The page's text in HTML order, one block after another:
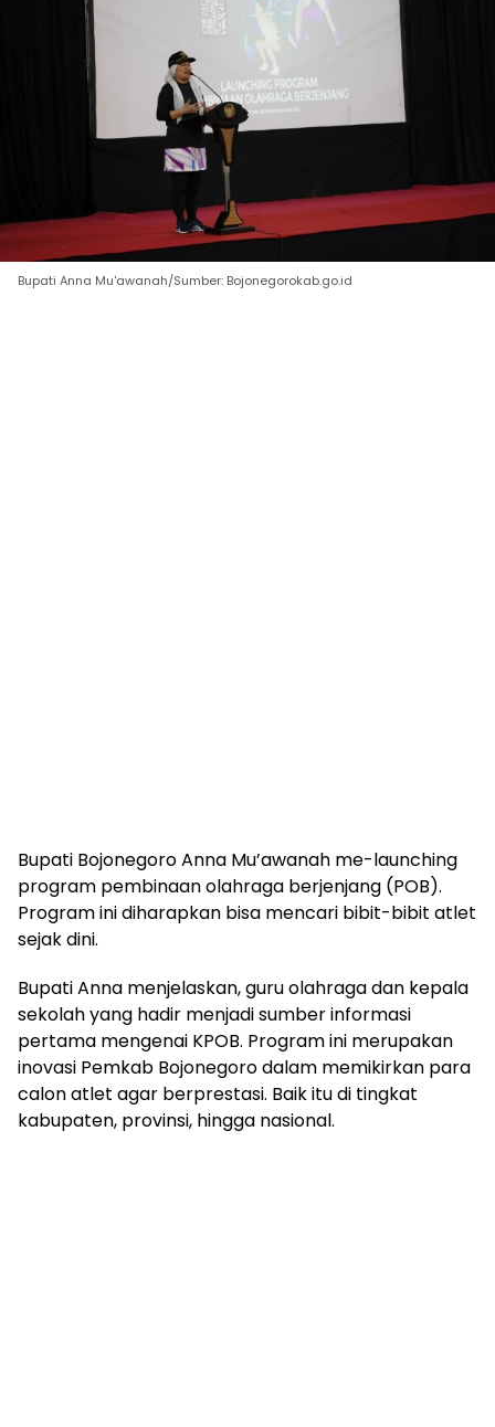
Bupati Anna Mu'awanah/Sumber: Bojonegorokab.go.id
Bupati Bojonegoro Anna Mu’awanah me-launching
program pembinaan olahraga berjenjang (POB).
Program ini diharapkan bisa mencari bibit-bibit atlet
sejak dini.
Bupati Anna menjelaskan, guru olahraga dan kepala
sekolah yang hadir menjadi sumber informasi
pertama mengenai KPOB. Program ini merupakan
inovasi Pemkab Bojonegoro dalam memikirkan para
calon atlet agar berprestasi. Baik itu di tingkat
kabupaten, provinsi, hingga nasional.